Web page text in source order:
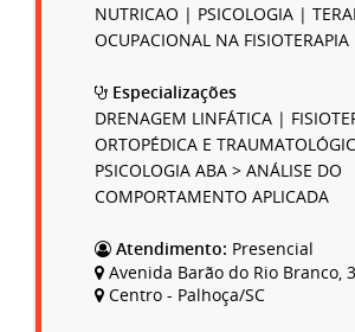
NUTRICAO | PSICOLOGIA |
OCUPACIONAL NA FISIOTERAPIA
Especializações
DRENAGEM LINFÁTICA |
ORTOPÉDICA E
PSICOLOGIA ABA > ANÁLISE DO
COMPORTAMENTO APLICADA
Atendimento: Presencial
Avenida Barão do Rio Branco,
Centro - Palhoça/SC